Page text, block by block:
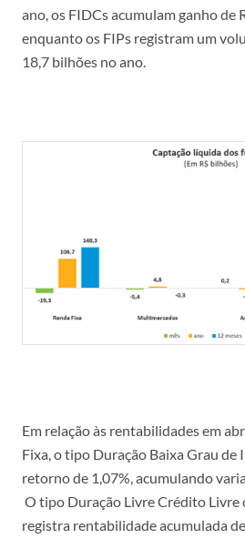
ano, os FIDCs acumulam ganho de
enquanto os FIPs registram um
18,7 bilhões no ano.
Em relação às rentabilidades em
Fixa, o tipo Duração Baixa Grau
retorno de 1,07%, acumulando
O tipo Duração Livre Crédito Livre
registra rentabilidade acumulada